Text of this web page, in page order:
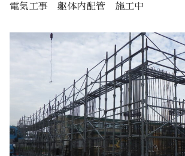
電気工事 躯体内配管 施工中